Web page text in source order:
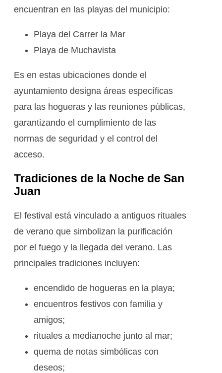
encuentran en las playas del municipio:
Playa del Carrer la Mar
Playa de Muchavista
Es en estas ubicaciones donde el
ayuntamiento designa áreas específicas
para las hogueras y las reuniones públicas,
garantizando el cumplimiento de las
normas de seguridad y el control del
acceso.
Tradiciones de la Noche de San
Juan
El festival está vinculado a antiguos rituales
de verano que simbolizan la purificación
por el fuego y la llegada del verano. Las
principales tradiciones incluyen:
encendido de hogueras en la playa;
encuentros festivos con familia y
amigos;
rituales a medianoche junto al mar;
quema de notas simbólicas con
deseos;